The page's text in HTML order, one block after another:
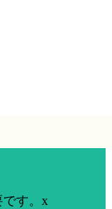
す。 x